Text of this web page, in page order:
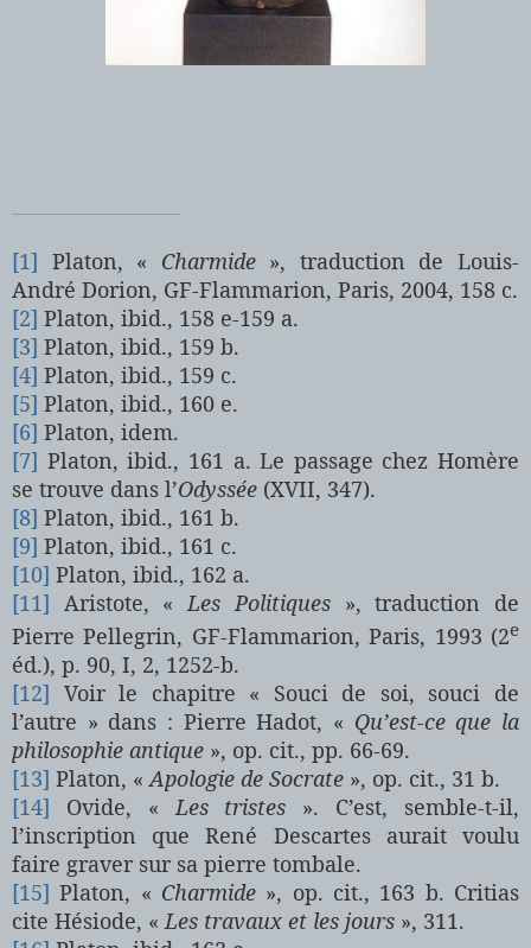
[1] Platon, « Charmide», traduction de Louis-
André Dorion, GF-Flammarion, Paris, 2004, 158 c.
[2] Platon, ibid., 158 e-159 a.
[3] Platon, ibid., 159 b.
[4] Platon, ibid., 159 c.
[5] Platon, ibid., 160 e.
[6] Platon, idem.
[7] Platon, ibid., 161 a. Le passage chez Homère
se trouve dans l’Odyssée (XVII, 347).
[8] Platon, ibid., 161 b.
[9] Platon, ibid., 161 c.
[10] Platon, ibid., 162 a.
[11] Aristote, « Les Politiques», traduction de
Pierre Pellegrin, GF-Flammarion, Paris, 1993 (2e
éd.), p. 90, I, 2, 1252-b.
[12] Voir le chapitre « Souci de soi, souci de
l’autre » dans : Pierre Hadot, « Qu’est-ce que la
philosophie antique », op. cit., pp. 66-69.
[13] Platon, « Apologie de Socrate », op. cit., 31 b.
[14] Ovide, « Les tristes ». C’est, semble-t-il,
l’inscription que René Descartes aurait voulu
faire graver sur sa pierre tombale.
[15] Platon, « Charmide », op. cit., 163 b. Critias
cite Hésiode, « Les travaux et les jours », 311.